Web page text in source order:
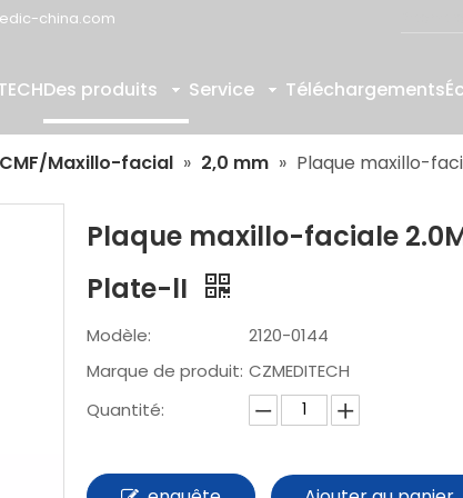
china.com
Des produits Service Téléchargements
CMF/Maxillo-facial » 2,0 mm » Plaque maxillo-
Plaque maxillo-faciale
Plate-lI
Modèle:
2120-0144
Marque de produit: CZMEDITECH
Quantité: